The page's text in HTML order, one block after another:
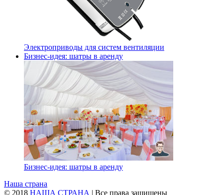
Электроприводы для систем вентиляции
Бизнес-идея: шатры в аренду
Бизнес-идея: шатры в аренду
Наша страна
© 2018 НАША СТРАНА | Все права защищены